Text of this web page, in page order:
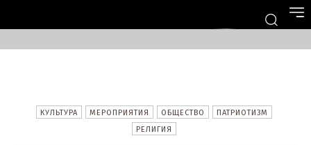
КУЛЬТУРА МЕРОПРИЯТИЯ ОБЩЕСТВО
ПАТРИОТИЗМ
РЕЛИГИЯ